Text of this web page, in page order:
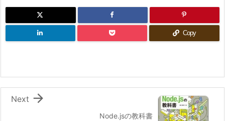
Copy
Node.jsの教科書

Next